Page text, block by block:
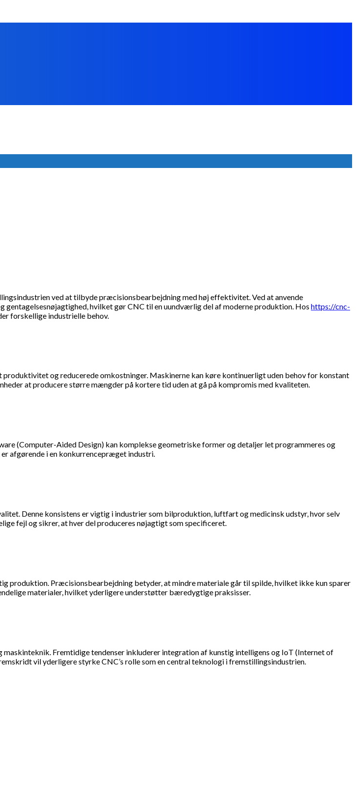
ved at tilbyde præcisionsbearbejdning med høj effektivitet. Ved at anvende
hvilket gør CNC til en uundværlig del af moderne produktion. Hos https://cnc-
forskellige industrielle behov.
og reducerede omkostninger. Maskinerne kan køre kontinuerligt uden behov for konstant
at producere større mængder på kortere tid uden at gå på kompromis med kvaliteten.
(Computer-Aided Design) kan komplekse geometriske former og detaljer let programmeres og
afgørende i en konkurrencepræget industri.
Denne konsistens er vigtig i industrier som bilproduktion, luftfart og medicinsk udstyr, hvor selv
fejl og sikrer, at hver del produceres nøjagtigt som specificeret.
Præcisionsbearbejdning betyder, at mindre materiale går til spilde, hvilket ikke kun sparer
materialer, hvilket yderligere understøtter bæredygtige praksisser.
Fremtidige tendenser inkluderer integration af kunstig intelligens og IoT (Internet of
vil yderligere styrke CNC’s rolle som en central teknologi i fremstillingsindustrien.